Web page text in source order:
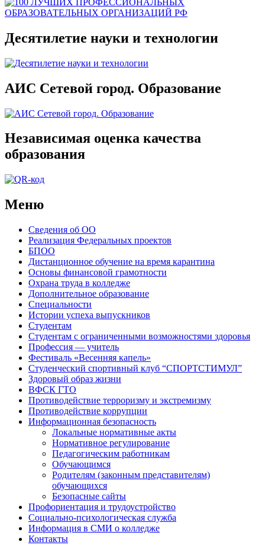
Десятилетие науки и технологии
АИС Сетевой город. Образование
Независимая оценка качества
образования
Меню
Сведения об ОО
Реализация Федеральных проектов
БПОО
Дистанционное обучение на время карантина
Основы финансовой грамотности
Охрана труда в колледже
Дополнительное образование
Специальности
Истории успеха выпускников
Студентам
Студентам с ограниченными возможностями здоровья
Профессия — учитель
Фестиваль «Весенняя капель»
Студенческий спортивный клуб “СПОРТСТИМУЛ”
Здоровый образ жизни
ВФСК ГТО
Противодействие терроризму и экстремизму
Противодействие коррупции
Информационная безопасность
Локальные нормативные акты
Нормативное регулирование
Педагогическим работникам
Обучающимся
Родителям (законным представителям)
обучающихся
Безопасные сайты
Профориентация и трудоустройство
Социально-психологическая служба
Информация в СМИ о колледже
Контакты